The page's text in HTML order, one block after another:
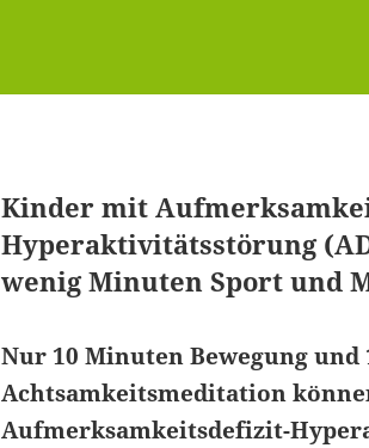
Kinder mit
Hyperaktivitätsstörung
wenig Minuten Sport und
Nur 10 Minuten Bewegung
Achtsamkeitsmeditation
Aufmerksamkeitsdefizit-